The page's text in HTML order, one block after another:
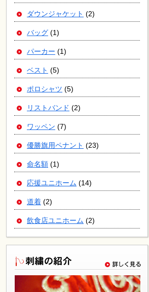
ダウンジャケット (2)
バッグ (1)
パーカー (1)
ベスト (5)
ポロシャツ (5)
リストバンド (2)
ワッペン (7)
優勝旗用ペナント (23)
命名額 (1)
応援ユニホーム (14)
道着 (2)
飲食店ユニホーム (2)